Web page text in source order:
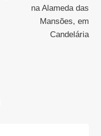
na Alameda das
Mansões, em
Candelária